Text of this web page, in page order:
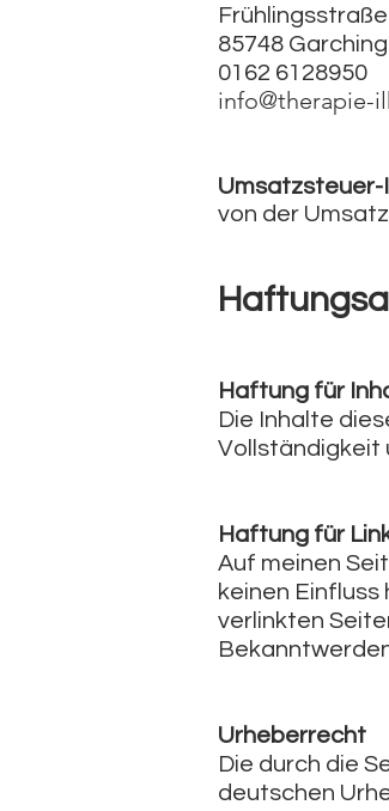
85748
0162 6128950
info@therapie-
Umsatzsteuer-
von der
Haftung für
Die Inhalte
Vollständigkeit
Haftung für
Auf meinen
keinen
verlinkten
Urheberrecht
Die durch die
deutschen